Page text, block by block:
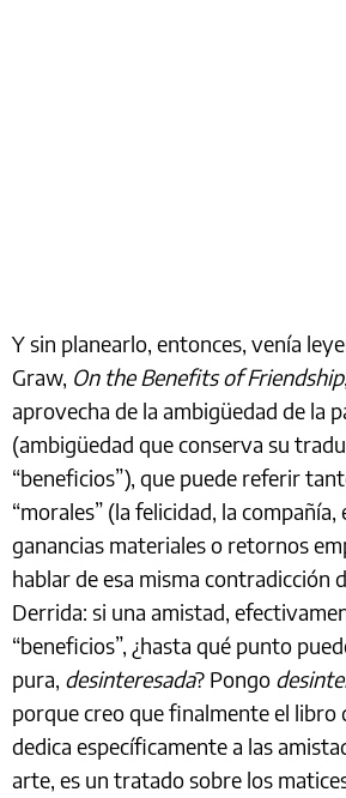
Y sin planearlo, entonces, venía
Graw, On the Benefits of Friendship
aprovecha de la ambigüedad de la
(ambigüedad que conserva su
“beneficios”), que puede referir
“morales” (la felicidad, la
ganancias materiales o retornos
hablar de esa misma contradicción
Derrida: si una amistad,
“beneficios”, ¿hasta qué punto
pura, desinteresada? Pongo
porque creo que finalmente el libro
dedica específicamente a las
arte, es un tratado sobre los